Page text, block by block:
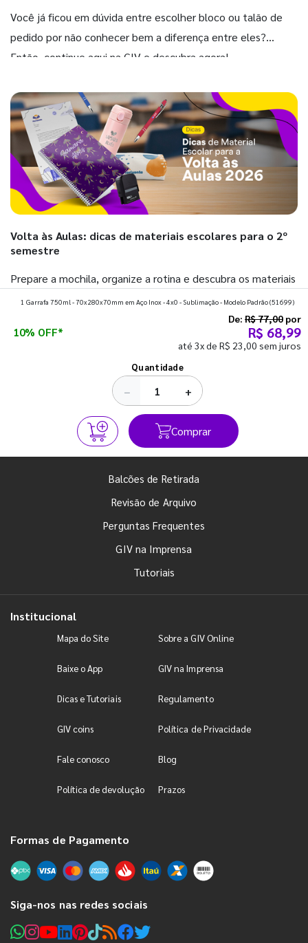
Você já ficou em dúvida entre escolher bloco ou talão de
pedido por não conhecer bem a diferença entre eles?
Então, continue aqui na GIV e descubra agora!
Volta às Aulas: dicas de materiais escolares para o 2º
semestre
Prepare a mochila, organize a rotina e descubra os materiais
que fazem toda diferença para começar o segundo
1 Garrafa 750ml - 70x280x70mm em Aço Inox - 4x0 - Sublimação - Modelo Padrão(51699)
10% OFF*
De: R$ 77,00 por
R$ 68,99
até 3x de R$ 23,00 sem juros
Quantidade
− +
Comprar
Balcões de Retirada
Revisão de Arquivo
Perguntas Frequentes
GIV na Imprensa
Tutoriais
Institucional
Mapa do Site Sobre a GIV Online
Baixe o App GIV na Imprensa
Dicas e Tutoriais Regulamento
GIV coins Política de Privacidade
Fale conosco Blog
Política de devolução Prazos
Formas de Pagamento
Siga-nos nas redes sociais